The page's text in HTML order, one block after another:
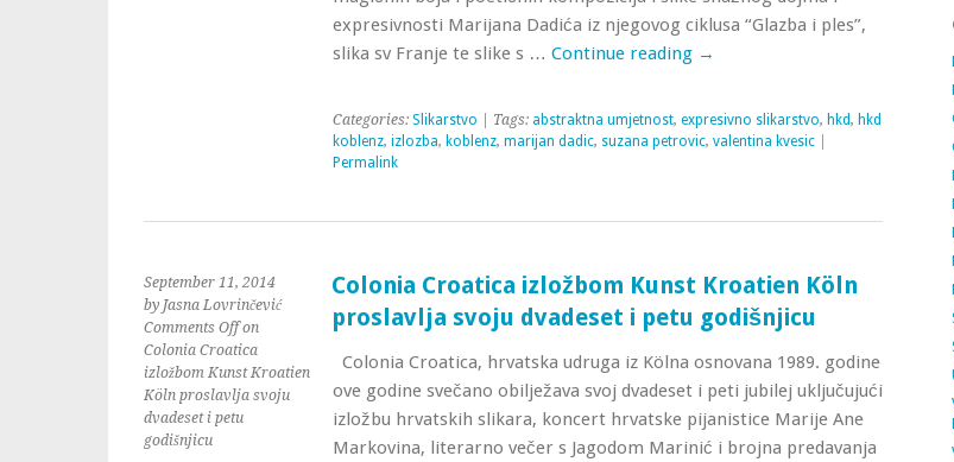
expresivnosti Marijana Dadića iz njegovog ciklusa “Glazba i ples”,
slika sv Franje te slike s … Continue reading →
Categories: Slikarstvo | Tags: abstraktna umjetnost, expresivno slikarstvo, hkd, hkd
koblenz, izlozba, koblenz, marijan dadic, suzana petrovic, valentina kvesic|
Permalink
September 11, 2014
by Jasna Lovrinčević
Comments Offon
Colonia Croatica
izložbom Kunst Kroatien
Köln proslavlja svoju
dvadeset i petu
godišnjicu
Colonia Croatica izložbom Kunst Kroatien Köln
proslavlja svoju dvadeset i petu godišnjicu
Colonia Croatica, hrvatska udruga iz Kölna osnovana 1989. godine
ove godine svečano obilježava svoj dvadeset i peti jubilej uključujući
izložbu hrvatskih slikara, koncert hrvatske pijanistice Marije Ane
Markovina, literarno večer s Jagodom Marinić i brojna predavanja